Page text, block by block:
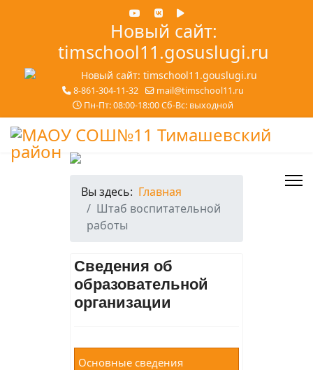
Новый сайт:
timschool11.gosuslugi.ru
8-861-304-11-32
mail@timschool11.ru
Пн-Пт: 08:00-18:00 Сб-Вс: выходной
Вы здесь: Главная
Штаб воспитательной
работы
Сведения об
образовательной
организации
Основные сведения